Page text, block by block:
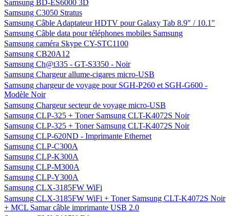
Samsung BD-ES6000 3D
Samsung C3050 Stratus
Samsung Câble Adaptateur HDTV pour Galaxy Tab 8.9" / 10.1"
Samsung Câble data pour téléphones mobiles Samsung
Samsung caméra Skype CY-STC1100
Samsung CB20A12
Samsung Ch@t335 - GT-S3350 - Noir
Samsung Chargeur allume-cigares micro-USB
Samsung chargeur de voyage pour SGH-P260 et SGH-G600 -
Modèle Noir
Samsung Chargeur secteur de voyage micro-USB
Samsung CLP-325 + Toner Samsung CLT-K4072S Noir
Samsung CLP-325 + Toner Samsung CLT-K4072S Noir
Samsung CLP-620ND - Imprimante Ethernet
Samsung CLP-C300A
Samsung CLP-K300A
Samsung CLP-M300A
Samsung CLP-Y300A
Samsung CLX-3185FW WiFi
Samsung CLX-3185FW WiFi + Toner Samsung CLT-K4072S Noir
+ MCL Samar câble imprimante USB 2.0